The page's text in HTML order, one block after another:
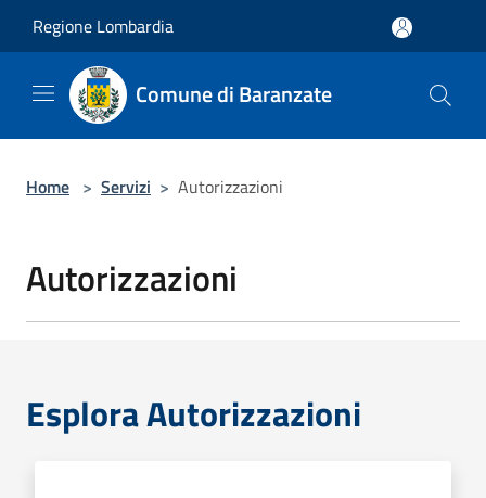
Regione Lombardia
Comune di Baranzate
Home > Servizi > Autorizzazioni
Autorizzazioni
Esplora Autorizzazioni